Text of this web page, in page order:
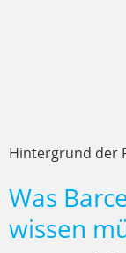
Hintergrund der
Was
wissen